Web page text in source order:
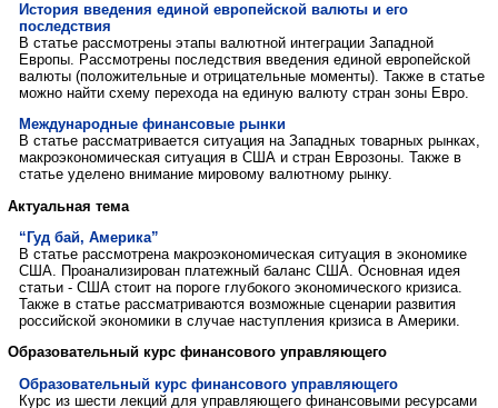
История введения единой европейской валюты и его
последствия
В статье рассмотрены этапы валютной интеграции Западной
Европы. Рассмотрены последствия введения единой европейской
валюты (положительные и отрицательные моменты). Также в статье
можно найти схему перехода на единую валюту стран зоны Евро.
Международные финансовые рынки
В статье рассматривается ситуация на Западных товарных рынках,
макроэкономическая ситуация в США и стран Еврозоны. Также в
статье уделено внимание мировому валютному рынку.
Актуальная тема
“Гуд бай, Америка”
В статье рассмотрена макроэкономическая ситуация в экономике
США. Проанализирован платежный баланс США. Основная идея
статьи - США стоит на пороге глубокого экономического кризиса.
Также в статье рассматриваются возможные сценарии развития
российской экономики в случае наступления кризиса в Америки.
Образовательный курс финансового управляющего
Образовательный курс финансового управляющего
Курс из шести лекций для управляющего финансовыми ресурсами